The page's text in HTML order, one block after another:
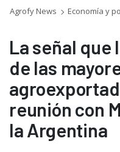
Agrofy News Economía y
La señal que
de las
reunión con
la Argentina